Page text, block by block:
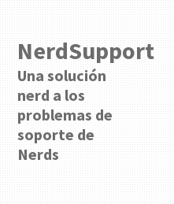
NerdSupport
Una solución
nerd a los
problemas de
soporte de
Nerds